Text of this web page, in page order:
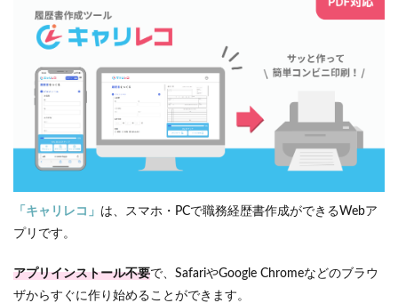
「キャリレコ」 は、スマホ・PCで職務経歴書作成ができるWebア
プリです。
アプリインストール不要で、SafariやGoogle Chromeなどのブラウ
ザからすぐに作り始めることができます。